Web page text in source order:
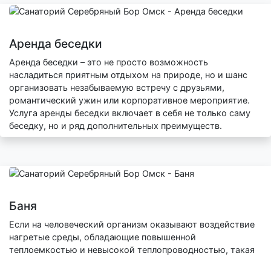
Аренда беседки
Аренда беседки – это не просто возможность
насладиться приятным отдыхом на природе, но и шанс
организовать незабываемую встречу с друзьями,
романтический ужин или корпоративное мероприятие.
Услуга аренды беседки включает в себя не только саму
беседку, но и ряд дополнительных преимуществ.
Баня
Если на человеческий организм оказывают воздействие
нагретые среды, обладающие повышенной
теплоемкостью и невысокой теплопроводностью, такая